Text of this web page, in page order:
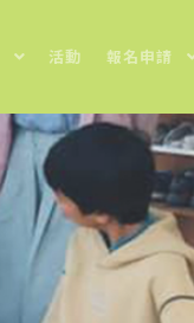
活動 報名申請